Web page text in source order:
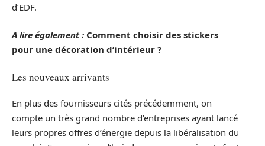
d’EDF.
A lire également : Comment choisir des stickers
pour une décoration d’intérieur ?
Les nouveaux arrivants
En plus des fournisseurs cités précédemment, on
compte un très grand nombre d’entreprises ayant lancé
leurs propres offres d’énergie depuis la libéralisation du